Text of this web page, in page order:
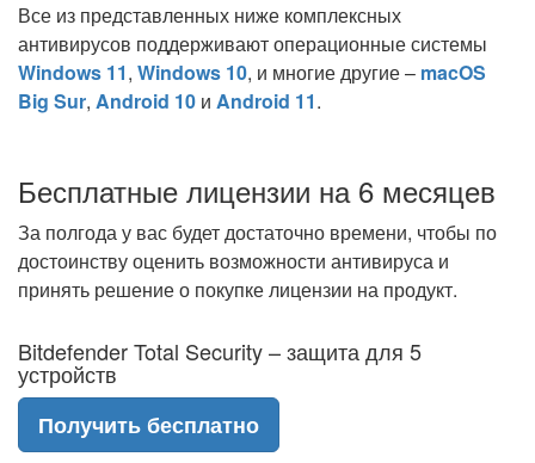
Все из представленных ниже комплексных
антивирусов поддерживают операционные системы
Windows 11, Windows 10, и многие другие – macOS
Big Sur, Android 10 и Android 11.
Бесплатные лицензии на 6 месяцев
За полгода у вас будет достаточно времени, чтобы по
достоинству оценить возможности антивируса и
принять решение о покупке лицензии на продукт.
Bitdefender Total Security – защита для 5
устройств
Получить бесплатно